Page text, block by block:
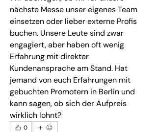
nächste Messe unser eigenes Team
einsetzen oder lieber externe Profis
buchen. Unsere Leute sind zwar
engagiert, aber haben oft wenig
Erfahrung mit direkter
Kundenansprache am Stand. Hat
jemand von euch Erfahrungen mit
gebuchten Promotern in Berlin und
kann sagen, ob sich der Aufpreis
wirklich lohnt?
0